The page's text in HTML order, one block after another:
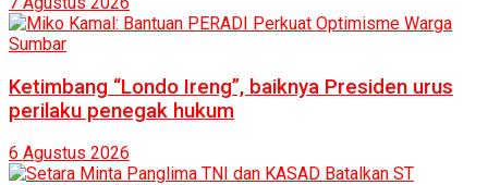
Ketimbang “Londo Ireng”, baiknya Presiden urus
perilaku penegak hukum
6 Agustus 2026